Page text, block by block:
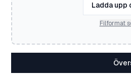
Ladda upp
Filformat